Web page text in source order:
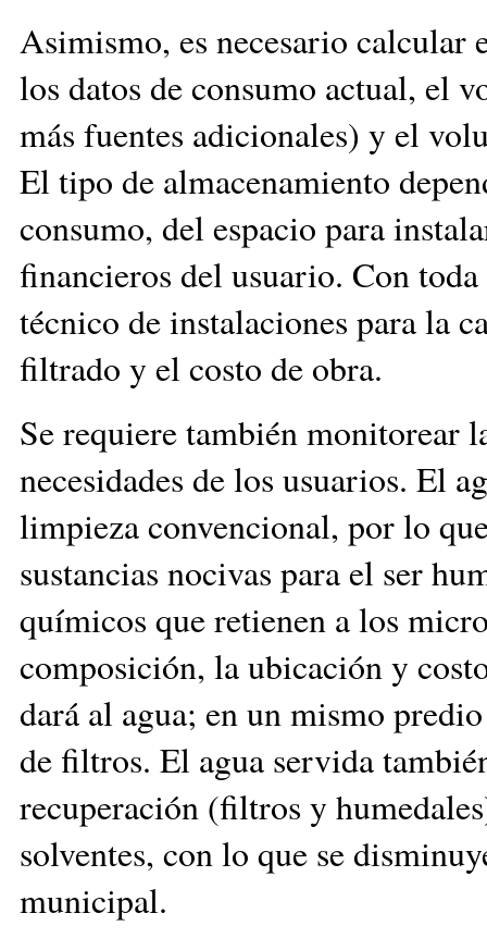
Asimismo, es necesario calcular
los datos de consumo actual, el
más fuentes adicionales) y el
El tipo de almacenamiento
consumo, del espacio para
financieros del usuario. Con
técnico de instalaciones para la
filtrado y el costo de obra.
Se requiere también monitorear
necesidades de los usuarios. El
limpieza convencional, por lo
sustancias nocivas para el ser
químicos que retienen a los
composición, la ubicación y
dará al agua; en un mismo
de filtros. El agua servida
recuperación (filtros y
solventes, con lo que se
municipal.